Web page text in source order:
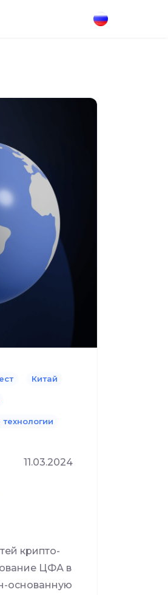
Китай
11.03.2024
крипто-
ЦФА в
основанную